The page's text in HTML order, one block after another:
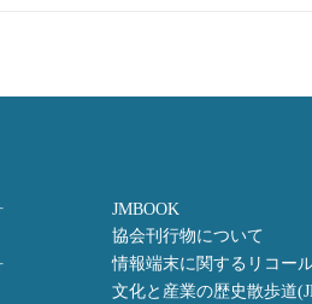
JMBOOK
協会刊行物について
情報端末に関するリコー
文化と産業の歴史散歩道